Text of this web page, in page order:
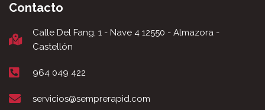
Contacto
Calle Del Fang, 1 - Nave 4 12550 - Almazora -
Castellón
964 049 422
servicios@semprerapid.com